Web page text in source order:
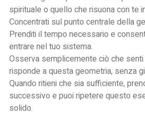
spirituale o quello che risuona con te
Concentrati sul punto centrale della
Prenditi il ​​tempo necessario e
entrare nel tuo sistema.
Osserva semplicemente ciò che
risponde a questa geometria, senza
Quando ritieni che sia sufficiente,
successivo e puoi ripetere questo
solido.